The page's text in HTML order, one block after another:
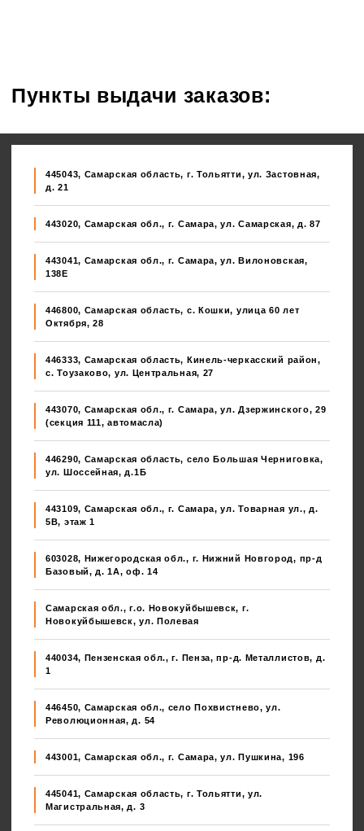
Пункты выдачи заказов:
445043, Самарская область, г. Тольятти, ул. Застовная,
д. 21
443020, Самарская обл., г. Самара, ул. Самарская, д. 87
443041, Самарская обл., г. Самара, ул. Вилоновская,
138E
446800, Самарская область, с. Кошки, улица 60 лет
Октября, 28
446333, Самарская область, Кинель-черкасский район,
с. Тоузаково, ул. Центральная, 27
443070, Самарская обл., г. Самара, ул. Дзержинского, 29
(секция 111, автомасла)
446290, Самарская область, село Большая Черниговка,
ул. Шоссейная, д.1Б
443109, Самарская обл., г. Самара, ул. Товарная ул., д.
5В, этаж 1
603028, Нижегородская обл., г. Нижний Новгород, пр-д
Базовый, д. 1А, оф. 14
Самарская обл., г.о. Новокуйбышевск, г.
Новокуйбышевск, ул. Полевая
440034, Пензенская обл., г. Пенза, пр-д. Металлистов, д.
1
446450, Самарская обл., село Похвистнево, ул.
Революционная, д. 54
443001, Самарская обл., г. Самара, ул. Пушкина, 196
445041, Самарская область, г. Тольятти, ул.
Магистральная, д. 3